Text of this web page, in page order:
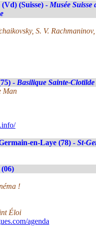
(Vd) (Suisse) - Musée Suisse
S. V.
- Basilique Sainte-Clotilde
Man
en-Laye (78) - St-
!
Éloi
agenda